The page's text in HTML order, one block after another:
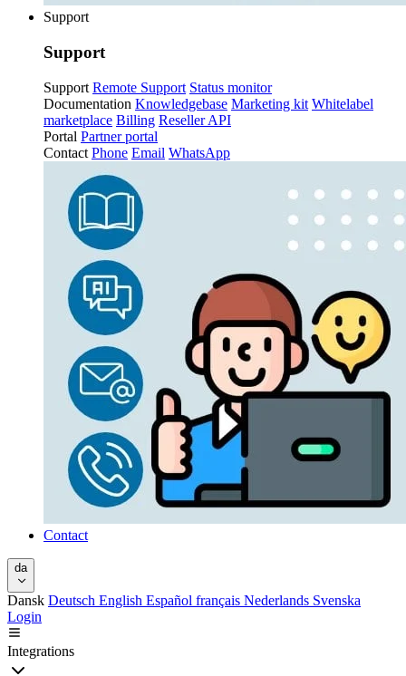
Support
Support
Support Remote Support Status monitor
Documentation Knowledgebase Marketing kit Whitelabel
marketplace Billing Reseller API
Portal Partner portal
Contact Phone Email WhatsApp
Contact
da
Dansk Deutsch English Español français Nederlands Svenska
Login
Integrations